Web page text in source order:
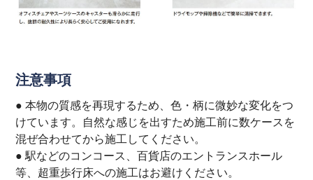
注意事項
● 本物の質感を再現するため、色・柄に微妙な変化をつ
けています。自然な感じを出すため施工前に数ケースを
混ぜ合わせてから施工してください。
● 駅などのコンコース、百貨店のエントランスホール
等、超重歩行床への施工はお避けください。